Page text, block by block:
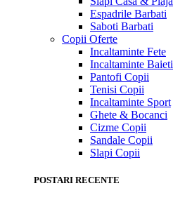
Espadrile Barbati
Saboti Barbati
Copii Oferte
Incaltaminte Fete
Incaltaminte Baieti
Pantofi Copii
Tenisi Copii
Incaltaminte Sport
Ghete & Bocanci
Cizme Copii
Sandale Copii
Slapi Copii
POSTARI RECENTE